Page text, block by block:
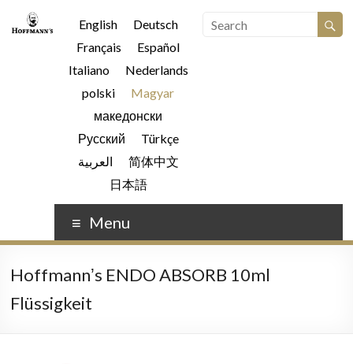
English
Deutsch
Français
Español
Italiano
Nederlands
polski
Magyar
македонски
Русский
Türkçe
العربية
简体中文
日本語
Menu
Hoffmannʼs ENDO ABSORB 10ml
Flüssigkeit